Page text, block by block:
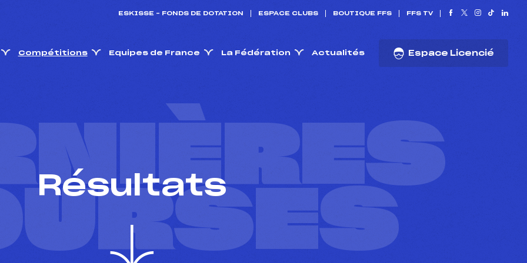
ESKISSE – FONDS DE DOTATION ESPACE CLUBS BOUTIQUE FFS FFS TV
Compétitions Equipes de France La Fédération Actualités Espace Licencié
Résultats